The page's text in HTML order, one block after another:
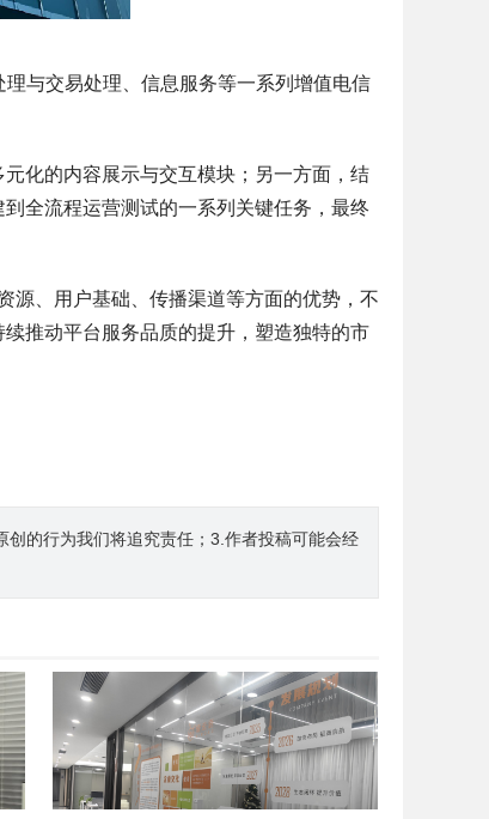
与交易处理、信息服务等一系列增值电信
化的内容展示与交互模块；另一方面，结
全流程运营测试的一系列关键任务，最终
源、用户基础、传播渠道等方面的优势，不
推动平台服务品质的提升，塑造独特的市
的行为我们将追究责任；3.作者投稿可能会经